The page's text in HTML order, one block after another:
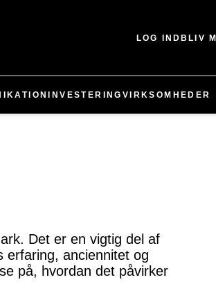
LOG INDBLIV
INVESTERING VIRKSOMHEDER
Det er en vigtig del af
erfaring, anciennitet og
på, hvordan det påvirker